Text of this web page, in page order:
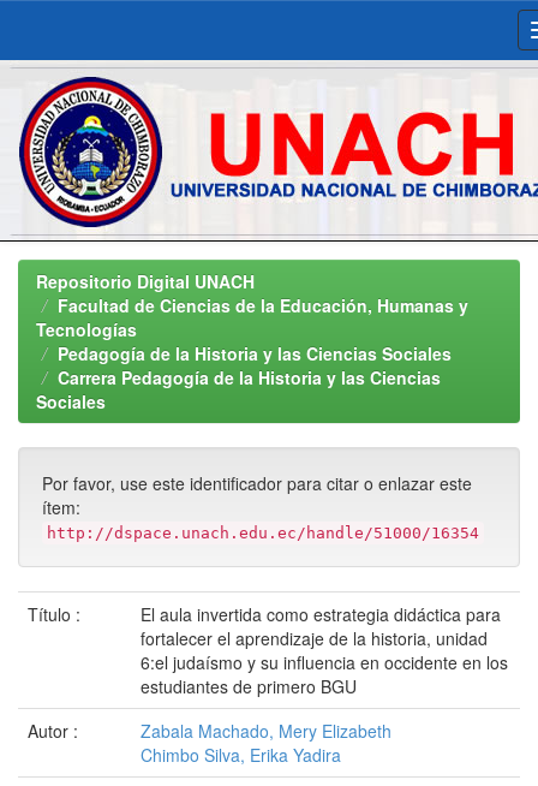
Skip
navigationRepositorio Digital UNACH
Facultad de Ciencias de la Educación, Humanas y
Tecnologías
Pedagogía de la Historia y las Ciencias Sociales
Carrera Pedagogía de la Historia y las Ciencias
Sociales
Por favor, use este identificador para citar o enlazar este
ítem:
http://dspace.unach.edu.ec/handle/51000/16354
Título :
El aula invertida como estrategia didáctica para
fortalecer el aprendizaje de la historia, unidad
6:el judaísmo y su influencia en occidente en los
estudiantes de primero BGU
Autor :
Zabala Machado, Mery Elizabeth
Chimbo Silva, Erika Yadira